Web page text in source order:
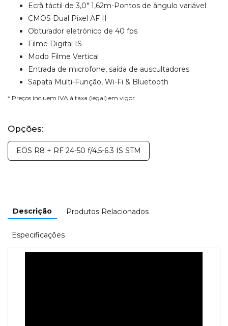
Ecrã táctil de 3,0" 1,62m-Pontos de ângulo variável
CMOS Dual Pixel AF II
Obturador eletrónico de 40 fps
Filme Digital IS
Modo Filme Vertical
Entrada de microfone, saída de auscultadores
Sapata Multi-Função, Wi-Fi & Bluetooth
* Preços incluem IVA à taxa (legal) em vigor
Opções:
EOS R8 + RF 24-50 f/4.5-6.3 IS STM
Descrição Produtos Relacionados
Especificações